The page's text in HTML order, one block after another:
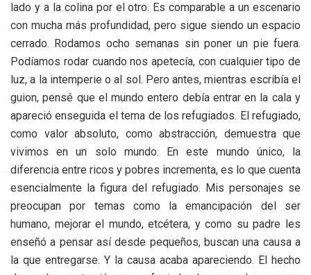
lado y a la colina por el otro. Es comparable a un escenario
con mucha más profundidad, pero sigue siendo un espacio
cerrado. Rodamos ocho semanas sin poner un pie fuera.
Podíamos rodar cuando nos apetecía, con cualquier tipo de
luz, a la intemperie o al sol. Pero antes, mientras escribía el
guion, pensé que el mundo entero debía entrar en la cala y
apareció enseguida el tema de los refugiados. El refugiado,
como valor absoluto, como abstracción, demuestra que
vivimos en un solo mundo. En este mundo único, la
diferencia entre ricos y pobres incrementa, es lo que cuenta
esencialmente la figura del refugiado. Mis personajes se
preocupan por temas como la emancipación del ser
humano, mejorar el mundo, etcétera, y como su padre les
enseñó a pensar así desde pequeños, buscan una causa a
la que entregarse. Y la causa acaba apareciendo. El hecho